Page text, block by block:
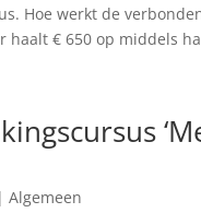
Hoe werkt de
haalt € 650 op middels
|Algemeen